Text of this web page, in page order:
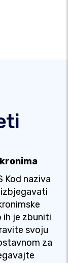
Kod naziva
ih je zbuniti
svoju
za